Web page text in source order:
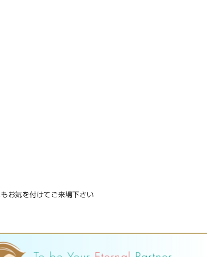
お気を付けてご来場下さい